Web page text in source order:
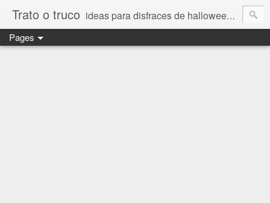
Trato o truco ideas para disfraces de halloween y carnaval, días especiales, día del padre y día de la madre, imágenes bonitas de amor
Pages